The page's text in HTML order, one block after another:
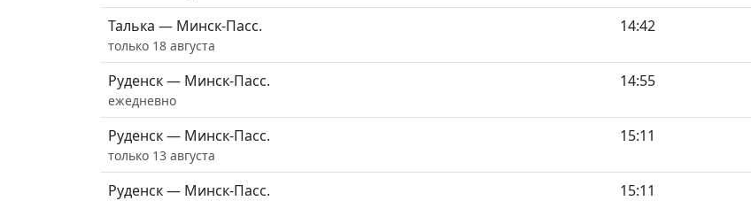
Талька — Минск-Пасс.
только 18 августа
14:42
Руденск — Минск-Пасс.
ежедневно
14:55
Руденск — Минск-Пасс.
только 13 августа
15:11
Руденск — Минск-Пасс. 15:11